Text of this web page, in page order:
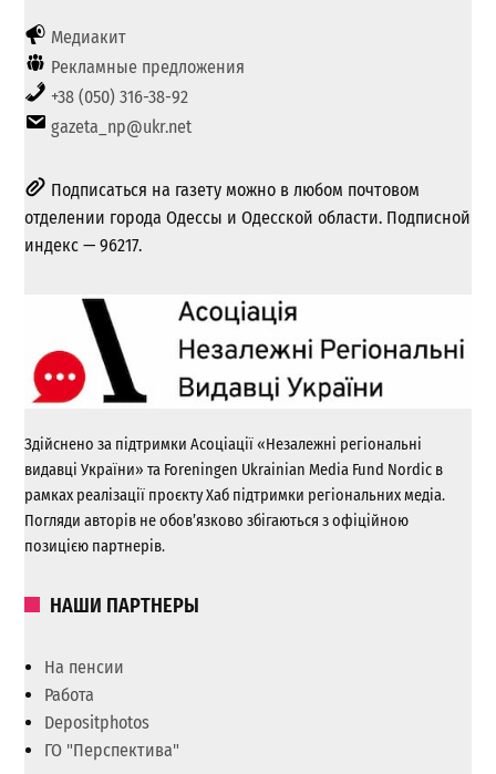
Медиакит
Рекламные предложения
+38 (050) 316-38-92
gazeta_np@ukr.net
Подписаться на газету можно в любом почтовом
отделении города Одессы и Одесской области. Подписной
индекс — 96217.
Здійснено за підтримки Асоціації «Незалежні регіональні
видавці України» та Foreningen Ukrainian Media Fund Nordic в
рамках реалізації проєкту Хаб підтримки регіональних медіа.
Погляди авторів не обов’язково збігаються з офіційною
позицією партнерів.
НАШИ ПАРТНЕРЫ
На пенсии
Работа
Depositphotos
ГО "Перспектива"